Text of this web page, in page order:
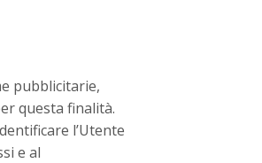
pubblicitarie,
questa finalità.
l’Utente
e al